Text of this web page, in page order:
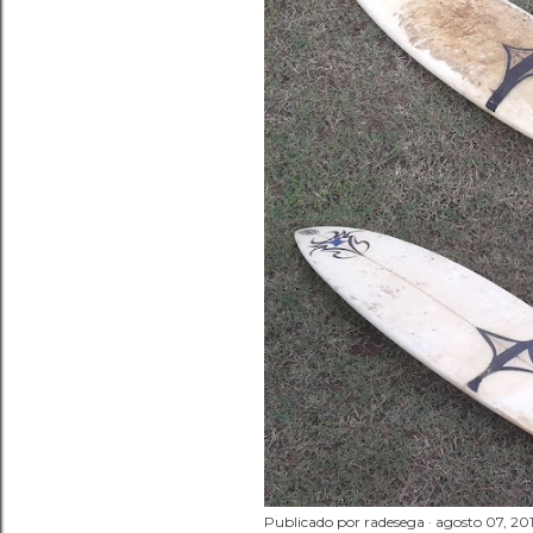
a
d
a
s
Publicado por radesega agosto 07,